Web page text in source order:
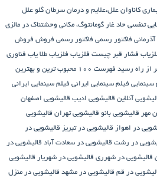
کاناوان علل،علایم و درمان سرطان گلو علل
تنفسی حاد غار گومانتوگ، مکانی وحشتناک در مالزی
فاکتور رسمی فاکتور رسمی فروش فروش
فشار قبر چیست فلزیاب فلزیاب طلا یاب فناوری
از راه رسید
فهرست ۱۰۰ محبوب ترین و بهترین
سینمایی فیلم سینمایی ایرانی فیلم سینمایی ایرانی
آنلاین قالیشویی ادیب قالیشویی اصفهان
مهر قالیشویی بانو قالیشویی تهران قالیشویی
در اهواز قالیشویی در تبریز قالیشویی در
در رشت قالیشویی در سعادت آباد قالیشویی در
قالیشویی در شهرری قالیشویی در شهریار قالیشویی
در قم قالیشویی در مشهد قالیشویی در منزل